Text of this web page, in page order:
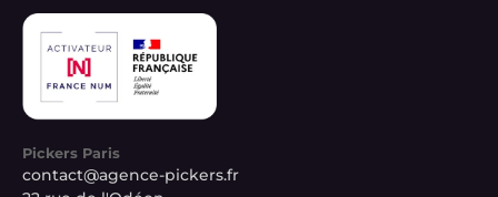
Pickers Paris
contact@agence-pickers.fr